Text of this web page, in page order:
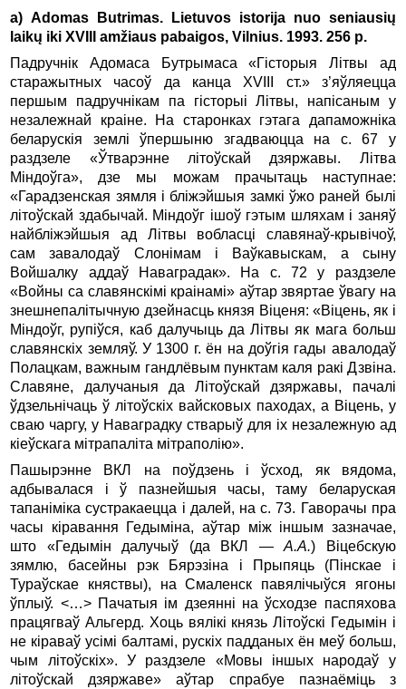
а) Adomas Butrimas. Lietuvos istorija nuo seniausių
laikų iki XVIII amžiaus pabaigos, Vilnius. 1993. 256 p.
Падручнік Адомаса Бутрымаса «Гісторыя Літвы ад
старажытных часоў да канца XVIII ст.» з’яўляецца
першым падручнікам па гісторыі Літвы, напісаным у
незалежнай краіне. На старонках гэтага дапаможніка
беларускія землі ўпершыню згадваюцца на с. 67 у
раздзеле «Ўтварэнне літоўскай дзяржавы. Літва
Міндоўга», дзе мы можам прачытаць наступнае:
«Гарадзенская зямля і бліжэйшыя замкі ўжо раней былі
літоўскай здабычай. Міндоўг ішоў гэтым шляхам і заняў
найбліжэйшыя ад Літвы вобласці славянаў-крывічоў,
сам завалодаў Слонімам і Ваўкавыскам, а сыну
Войшалку аддаў Наваградак». На с. 72 у раздзеле
«Войны са славянскімі краінамі» аўтар звяртае ўвагу на
знешнепалітычную дзейнасць князя Віценя: «Віцень, як і
Міндоўг, рупіўся, каб далучыць да Літвы як мага больш
славянскіх земляў. У 1300 г. ён на доўгія гады авалодаў
Полацкам, важным гандлёвым пунктам каля ракі Дзвіна.
Славяне, далучаныя да Літоўскай дзяржавы, пачалі
ўдзельнічаць ў літоўскіх вайсковых паходах, а Віцень, у
сваю чаргу, у Наваградку стварыў для іх незалежную ад
кіеўскага мітрапаліта мітраполію».
Пашырэнне ВКЛ на поўдзень і ўсход, як вядома,
адбывалася і ў пазнейшыя часы, таму беларуская
тапаніміка сустракаецца і далей, на с. 73. Гаворачы пра
часы кіравання Гедыміна, аўтар між іншым зазначае,
што «Гедымін далучыў (да ВКЛ —А.А.) Віцебскую
зямлю, басейны рэк Бярэзіна і Прыпяць (Пінскае і
Тураўскае княствы), на Смаленск павялічыўся ягоны
ўплыў. <…> Пачатыя ім дзеянні на ўсходзе паспяхова
працягваў Альгерд. Хоць вялікі князь Літоўскі Гедымін і
не кіраваў усімі балтамі, рускіх падданых ён меў больш,
чым літоўскіх». У раздзеле «Мовы іншых народаў у
літоўскай дзяржаве» аўтар спрабуе пазнаёміць з